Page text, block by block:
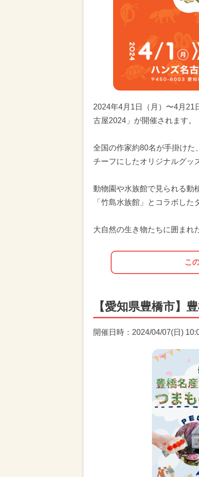
2024年4月1日（月）〜4月21
古屋2024」が開催されます。
全国の作家約80名が手掛けた
チーフにしたオリジナルグッ
動物園や水族館で見られる動
「竹島水族館」とコラボした
大自然の生き物たちに囲まれ
こ
【愛知県豊橋市】
開催日時：2024/04/07(日)